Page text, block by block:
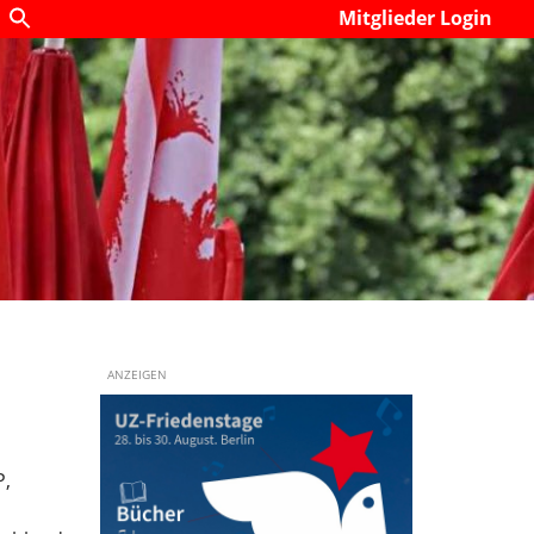
Mitglieder Login
ANZEIGEN